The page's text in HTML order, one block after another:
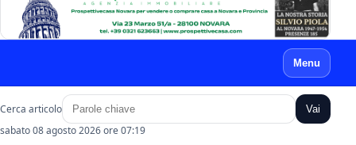
Menu
Cerca articolo Vai
sabato 08 agosto 2026 ore 07:19